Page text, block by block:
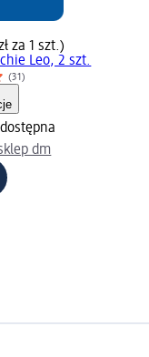
za 1 szt.)
Leo, 2 szt.
(31)
dm